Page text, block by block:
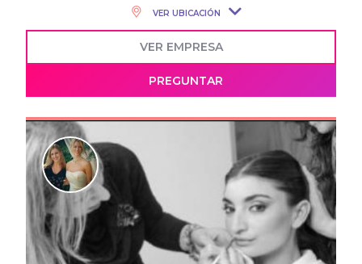
VER UBICACIÓN
VER EMPRESA
PREGUNTAR